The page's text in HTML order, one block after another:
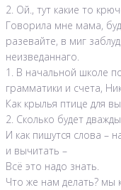
2. Ой., тут какие то
Говорила мне мама,
разевайте, в миг
неизведаннаго.
1. В начальной школе
грамматики и счета,
Как крылья птице для
2. Сколько будет
И как пишутся слова –
и вычитать –
Всё это надо знать.
Что же нам делать? мы